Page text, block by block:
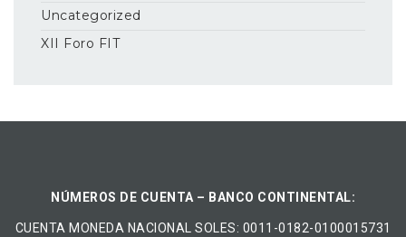
Uncategorized
XII Foro FIT
NÚMEROS DE CUENTA – BANCO CONTINENTAL:
CUENTA MONEDA NACIONAL​ ​SOLES​: 0011-0182-0100015731